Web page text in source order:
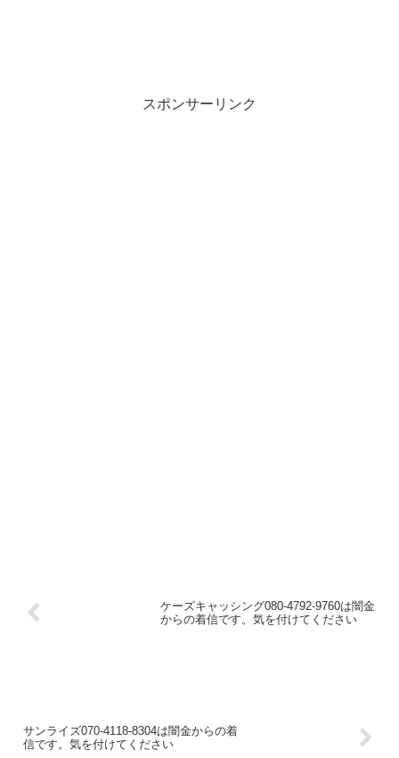
スポンサーリンク
ケーズキャッシング080-4792-9760は闇金
からの着信です。気を付けてください
サンライズ070-4118-8304は闇金からの着
信です。気を付けてください